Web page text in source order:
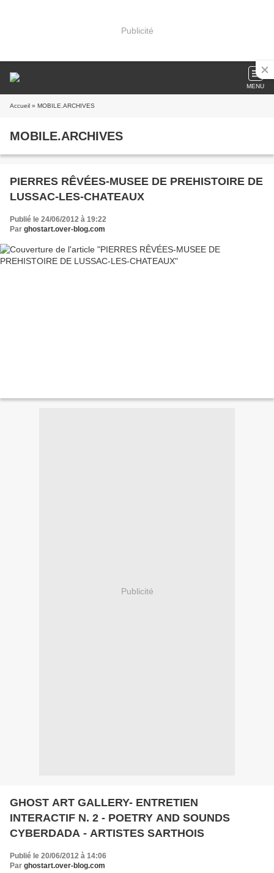
Publicité
MENU
Accueil » MOBILE.ARCHIVES
MOBILE.ARCHIVES
PIERRES RÊVÉES-MUSEE DE PREHISTOIRE DE
LUSSAC-LES-CHATEAUX
Publié le 24/06/2012 à 19:22
Par ghostart.over-blog.com
Publicité
GHOST ART GALLERY- ENTRETIEN
INTERACTIF N. 2 - POETRY AND SOUNDS
CYBERDADA - ARTISTES SARTHOIS
Publié le 20/06/2012 à 14:06
Par ghostart.over-blog.com